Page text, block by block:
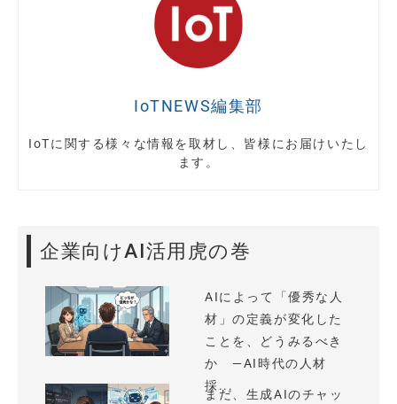
IoTNEWS編集部
IoTに関する様々な情報を取材し、皆様にお届けいたし
ます。
企業向けAI活用虎の巻
AIによって「優秀な人
材」の定義が変化した
ことを、どうみるべき
か —AI時代の人材
採...
まだ、生成AIのチャッ